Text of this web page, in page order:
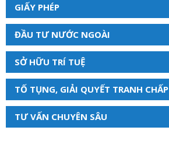
GIẤY PHÉP
ĐẦU TƯ NƯỚC NGOÀI
SỞ HỮU TRÍ TUỆ
TỐ TỤNG, GIẢI QUYẾT TRANH CHẤP
TƯ VẤN CHUYÊN SÂU